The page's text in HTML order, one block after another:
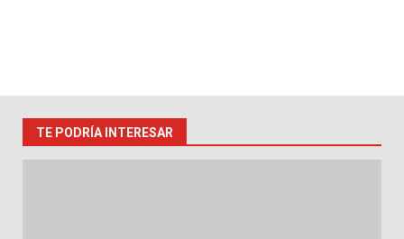
TE PODRÍA INTERESAR